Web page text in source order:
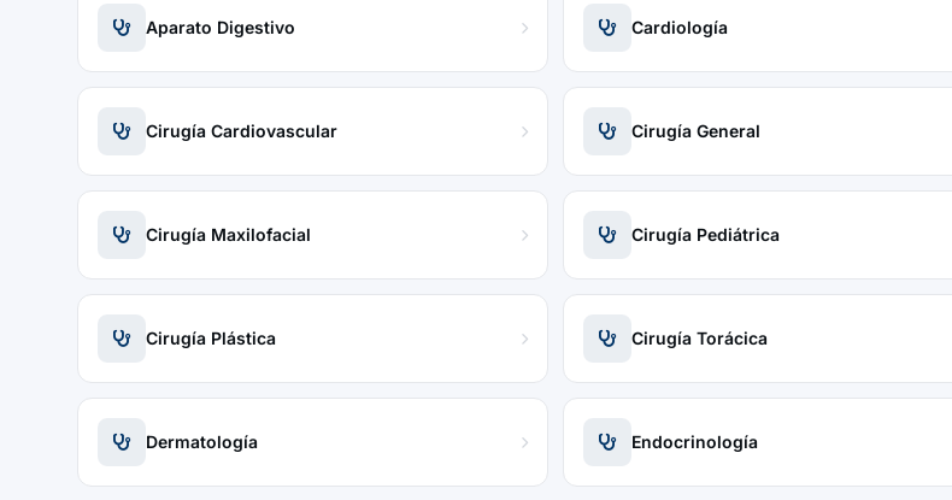
Aparato Digestivo Cardiología
Cirugía Cardiovascular Cirugía General
Cirugía Maxilofacial Cirugía Pediátrica
Cirugía Plástica Cirugía Torácica
Dermatología Endocrinología